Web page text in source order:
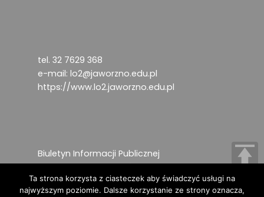
tel. 32 7629 368
e-mail: lo2@jaworzno.edu.pl
https://www.lo2.jaworzno.edu.pl
Biuletyn Informacji Publicznej
Deklaracja dostępności
Ochrona danych osobowych
Ta strona korzysta z ciasteczek aby świadczyć usługi na
najwyższym poziomie. Dalsze korzystanie ze strony oznacza,